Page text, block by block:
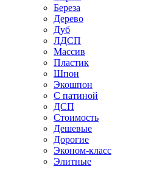
Береза
Дерево
Дуб
ЛДСП
Массив
Пластик
Шпон
Экошпон
С патиной
ДСП
Стоимость
Дешевые
Дорогие
Эконом-класс
Элитные